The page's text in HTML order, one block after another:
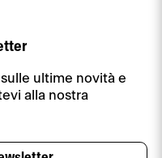
ultime novità e
alla nostra